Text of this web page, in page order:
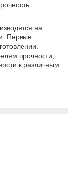
на
Первые
прочности,
к различным